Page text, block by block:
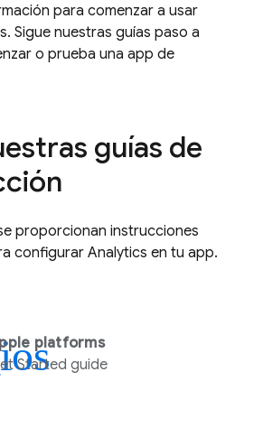
para comenzar a usar
. Sigue nuestras guías paso a
o prueba una app de
guías de
proporcionan instrucciones
configurar Analytics en tu app.
platforms
Started guide